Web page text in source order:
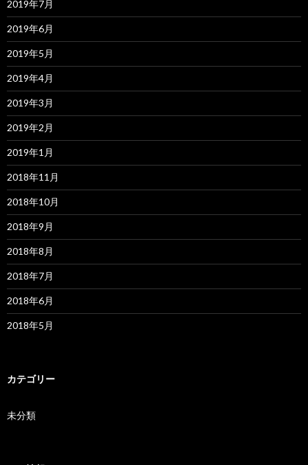
2019年7月
2019年6月
2019年5月
2019年4月
2019年3月
2019年2月
2019年1月
2018年11月
2018年10月
2018年9月
2018年8月
2018年7月
2018年6月
2018年5月
カテゴリー
未分類